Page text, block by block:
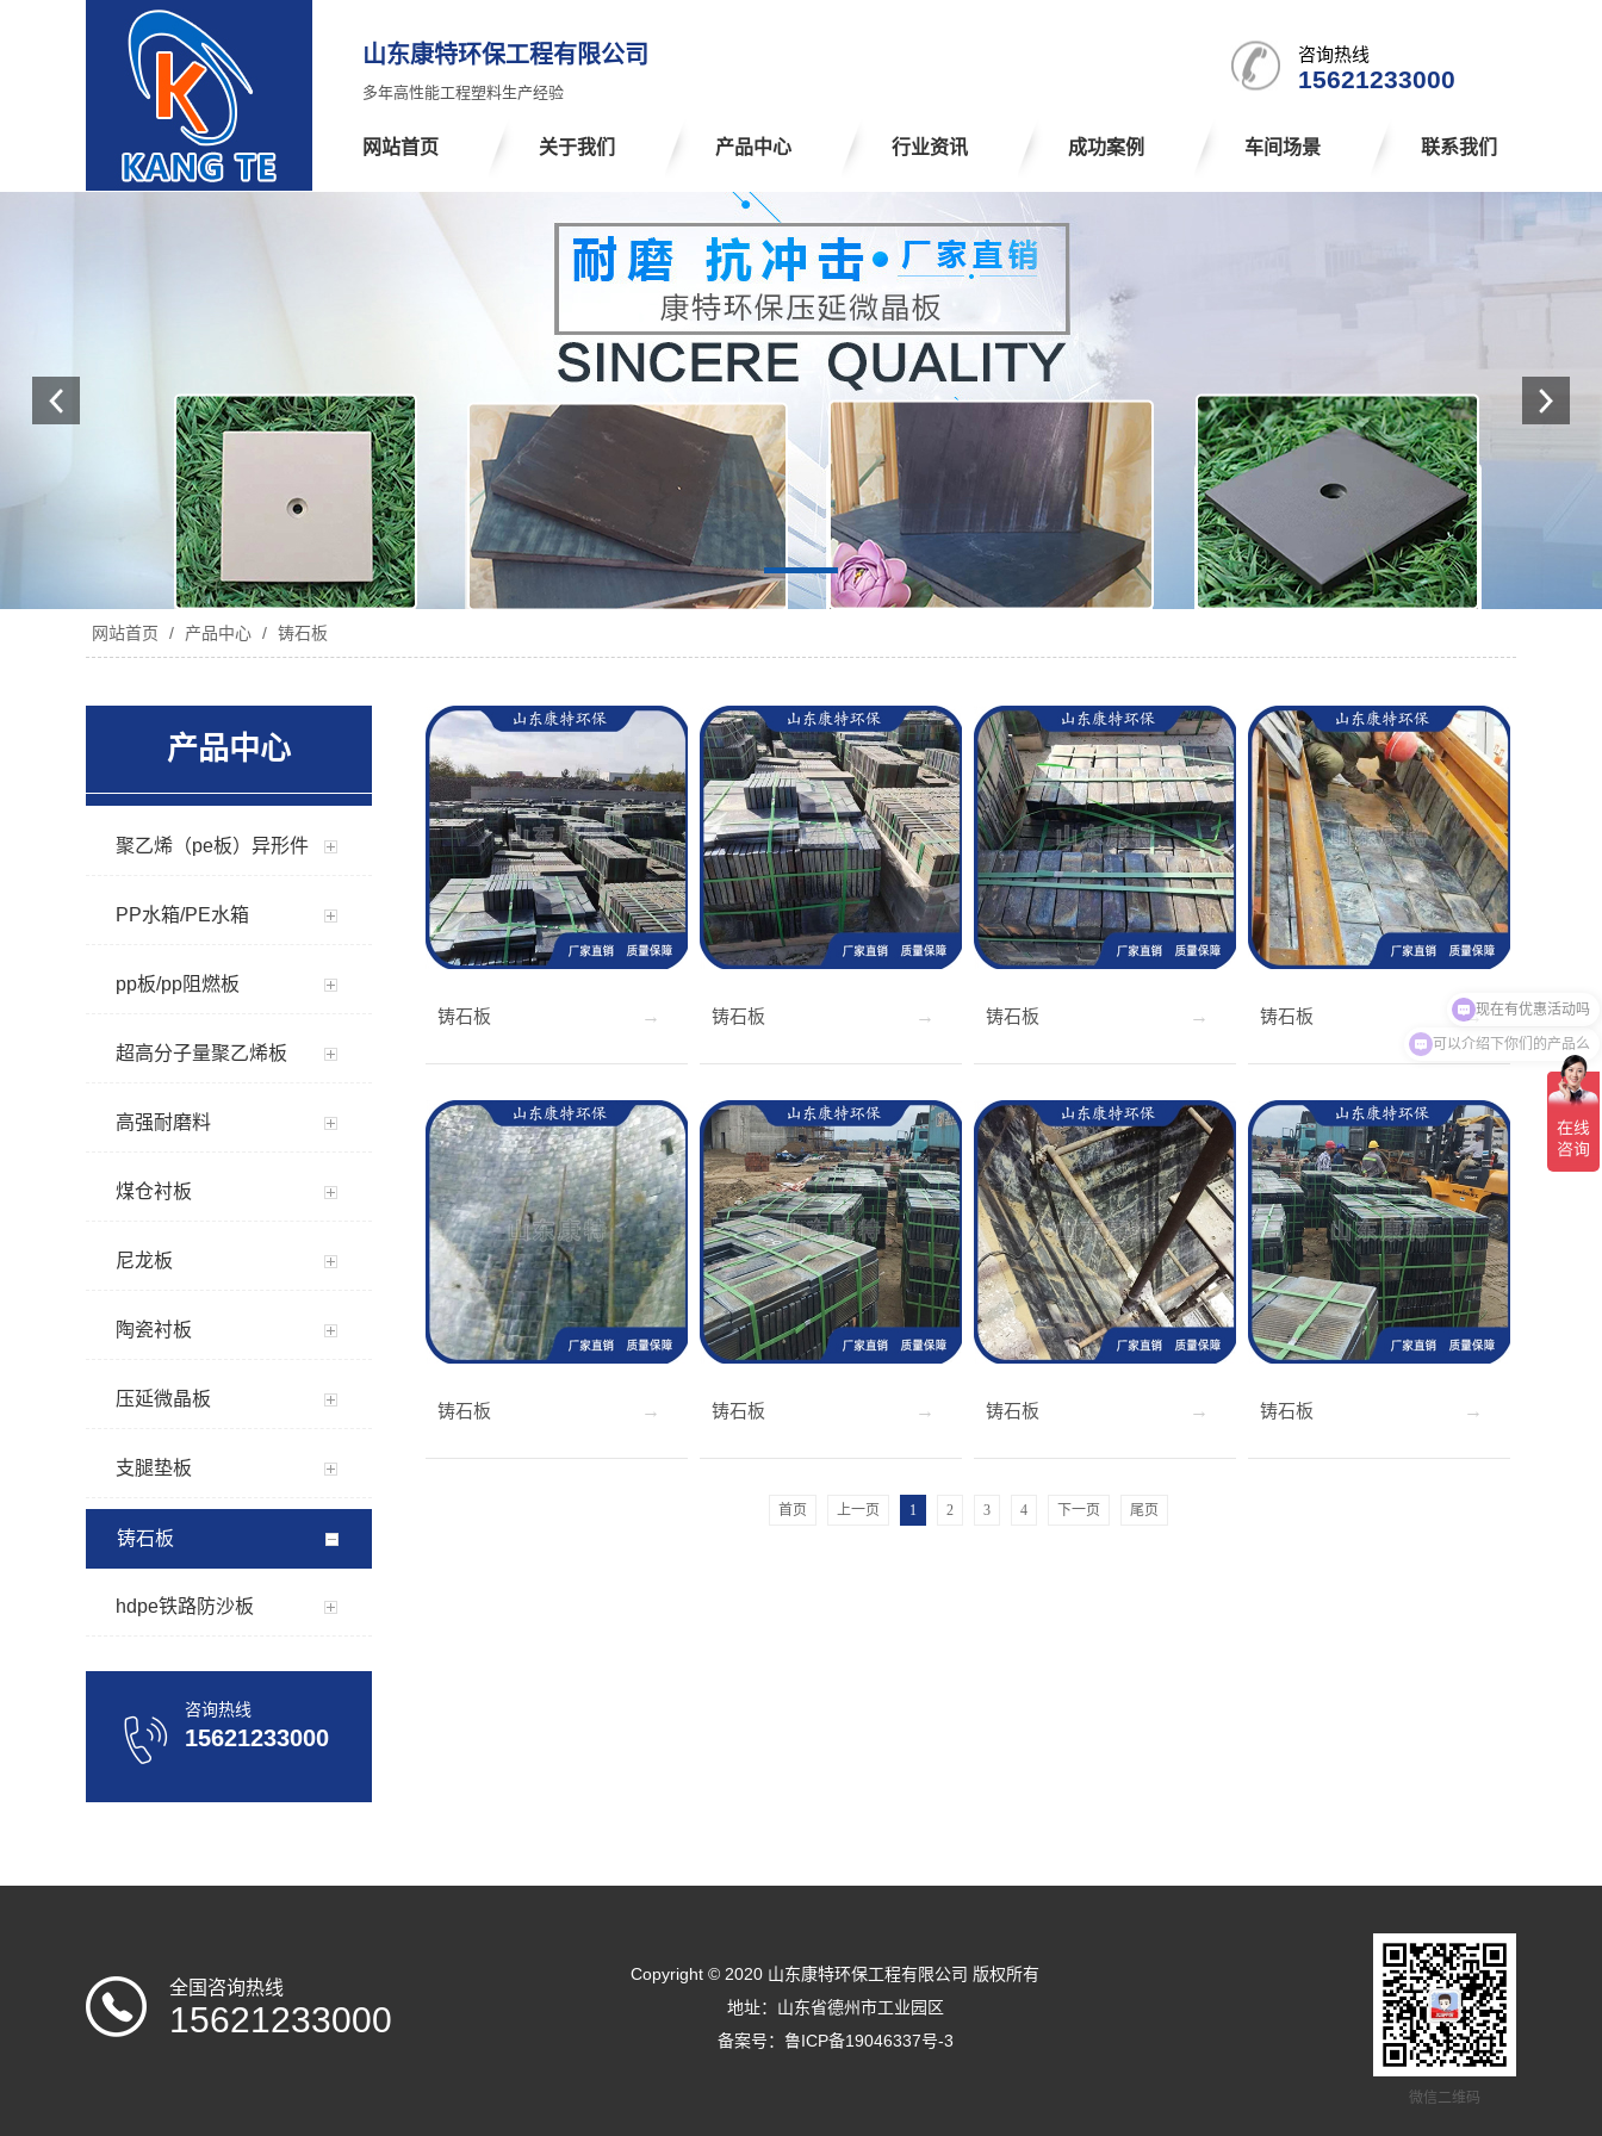
山东康特环保工程有限公司
多年高性能工程塑料生产经验
咨询热线
15621233000
网站首页 关于我们 产品中心 行业资讯 成功案例 车间场景 联系我们
网站首页 / 产品中心 / 铸石板
产品中心
聚乙烯（pe板）异形件
PP水箱/PE水箱
pp板/pp阻燃板
超高分子量聚乙烯板
高强耐磨料
煤仓衬板
尼龙板
陶瓷衬板
压延微晶板
支腿垫板
铸石板
hdpe铁路防沙板
咨询热线
15621233000
铸石板 铸石板 铸石板 铸石板
铸石板 铸石板 铸石板 铸石板
首页 上一页 1 2 3 4 下一页 尾页
全国咨询热线
15621233000
Copyright © 2020 山东康特环保工程有限公司 版权所有
地址：山东省德州市工业园区
备案号： 鲁ICP备19046337号-3
微信二维码